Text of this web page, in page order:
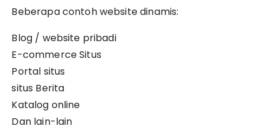
Beberapa contoh website dinamis:
Blog / website pribadi
E-commerce Situs
Portal situs
situs Berita
Katalog online
Dan lain-lain